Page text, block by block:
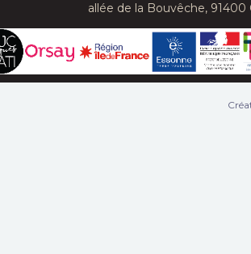
allée de la Bouvêche, 91400